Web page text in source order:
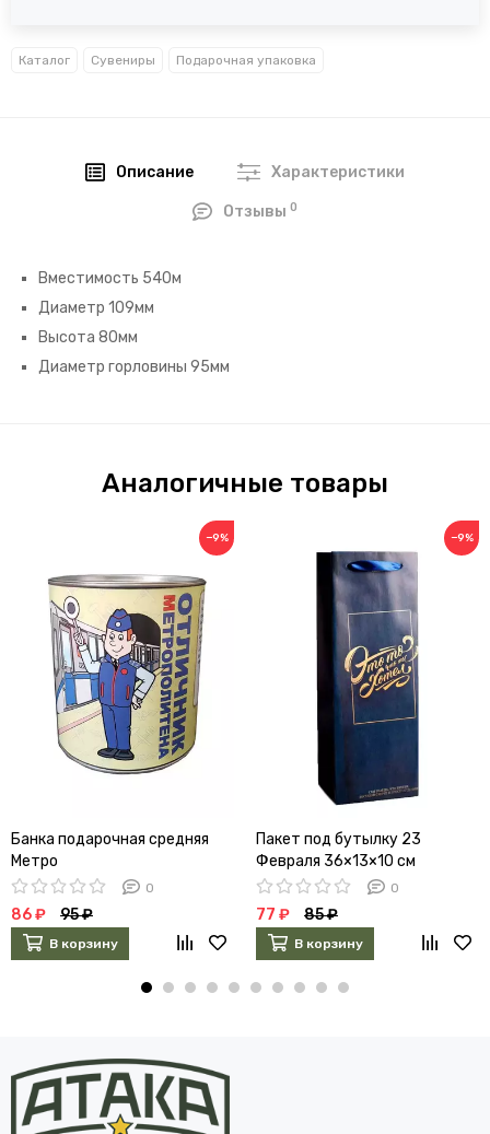
Каталог Сувениры Подарочная упаковка
Описание Характеристики
Отзывы0
Вместимость 540м
Диаметр 109мм
Высота 80мм
Диаметр горловины 95мм
Аналогичные товары
−9%
Банка подарочная средняя
Метро
0
86 ₽ 95 ₽
В корзину
−9%
Пакет под бутылку 23
Февраля 36×13×10 см
2936770
0
77 ₽ 85 ₽
В корзину